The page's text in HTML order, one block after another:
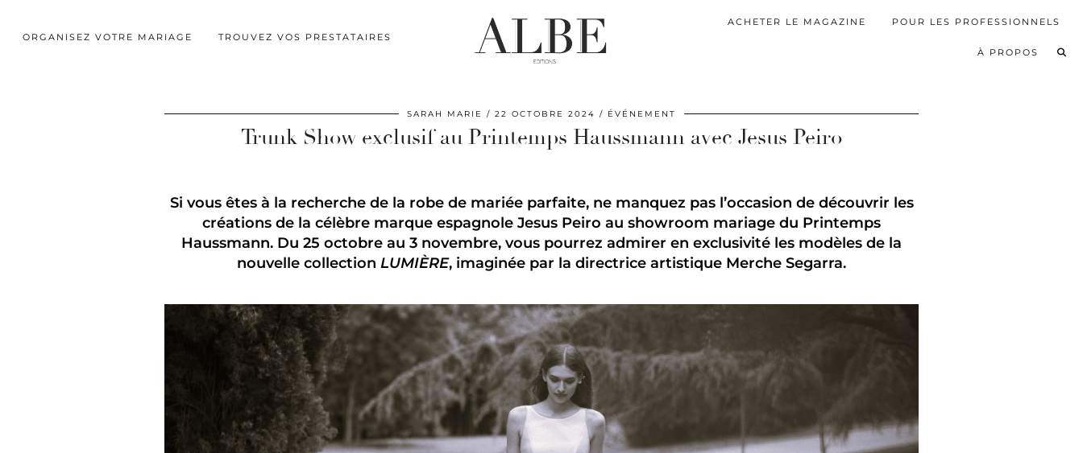
ORGANISEZ VOTRE MARIAGE TROUVEZ VOS PRESTATAIRES
ACHETER LE MAGAZINE POUR LES PROFESSIONNELS
À PROPOS
SARAH MARIE 22 OCTOBRE 2024 ÉVÉNEMENT
Trunk Show exclusif au Printemps Haussmann avec Jesus Peiro
Si vous êtes à la recherche de la robe de mariée parfaite, ne manquez pas l’occasion de découvrir les
créations de la célèbre marque espagnole Jesus Peiro au showroom mariage du Printemps
Haussmann. Du 25 octobre au 3 novembre, vous pourrez admirer en exclusivité les modèles de la
nouvelle collection LUMIÈRE, imaginée par la directrice artistique Merche Segarra.